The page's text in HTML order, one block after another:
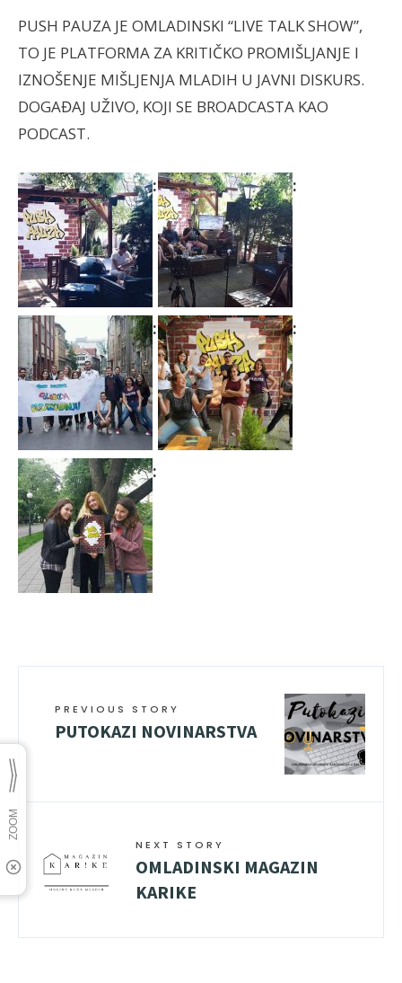
PUSH PAUZA JE OMLADINSKI “LIVE TALK SHOW”,
TO JE PLATFORMA ZA KRITIČKO PROMIŠLJANJE I
IZNOŠENJE MIŠLJENJA MLADIH U JAVNI DISKURS.
DOGAĐAJ UŽIVO, KOJI SE BROADCASTA KAO
PODCAST.
PREVIOUS STORY
PUTOKAZI NOVINARSTVA
NEXT STORY
OMLADINSKI MAGAZIN
KARIKE